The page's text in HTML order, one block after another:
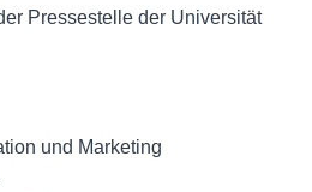
Pressestelle der Universität
und Marketing